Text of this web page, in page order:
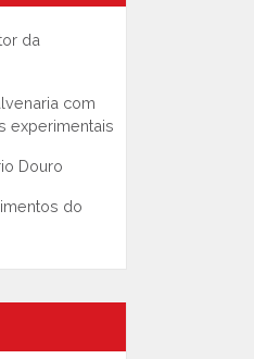
da
com
experimentais
Douro
do